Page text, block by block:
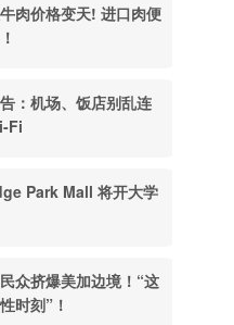
肉价格变天! 进口肉便
：机场、饭店别乱连
Fi
Park Mall 将开大学
众挤爆美加边境！“这
时刻”！